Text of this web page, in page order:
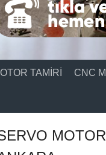
TAMIRI CNC